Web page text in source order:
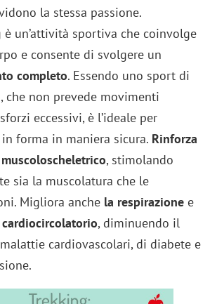
la stessa passione.
un’attività sportiva che coinvolge
e consente di svolgere un
completo. Essendo uno sport di
che non prevede movimenti
eccessivi, è l’ideale per
forma in maniera sicura. Rinforza
, stimolando
sia la muscolatura che le
Migliora anche la respirazione e
cardiocircolatorio, diminuendo il
cardiovascolari, di diabete e